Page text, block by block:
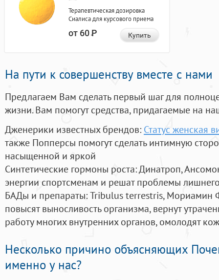
Терапевтическая дозировка
Сиалиса для курсового приема
от 60Р Купить
На пути к совершенству вместе с нами
Предлагаем Вам сделать первый шаг для
жизни. Вам помогут средства, придагаемые на
Дженерики известных брендов: Статус женская
также Попперсы помогут сделать интимную
насыщенной и яркой
Синтетические гормоны роста: Динатроп,
энергии спортсменам и решат проблемы
БАДы и препараты:Tribulus terrestris, Мориамин
повысят выносливость организма, вернут
работу многих внутренних органов, омолодят
Несколько причино объясняющих
именно у нас?